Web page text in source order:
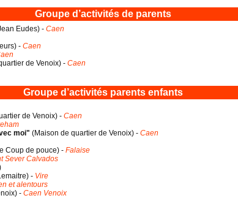
Groupe d’activités de parents
Eudes) - Caen
) - Caen
de Venoix) - Caen
Groupe d’activités parents enfants
de Venoix) - Caen
moi" (Maison de quartier de Venoix) - Caen
Coup de pouce) - Falaise
Sever Calvados
) - Vire
et alentours
) - Caen Venoix